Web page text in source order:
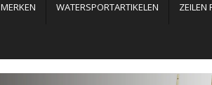
MERKEN WATERSPORTARTIKELEN ZEILEN